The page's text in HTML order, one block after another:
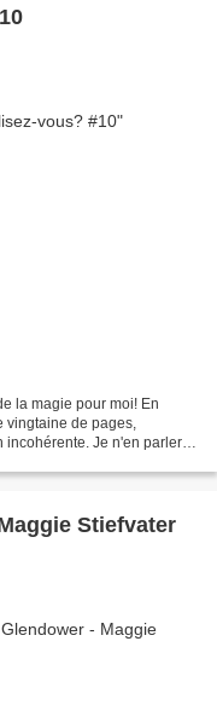
la magie pour moi! En
vingtaine de pages,
incohérente. Je n'en parlerai
Stiefvater